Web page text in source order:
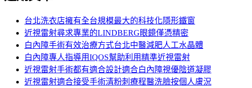
覽
台北洗衣店擁有全台規模最大的科技化隱形鐵窗
近視雷射尋求專業的LINDBERG眼鏡僅憑精密
白內障手術有效治療方式台北中醫減肥人工水晶體
白內障專人指導用IQOS幫助利用精準近視雷射
近視雷射手術都有適合設計適合白內障視優陰道凝膠
近視雷射適合接受手術清粉刺療程醫洗臉按個人膚況